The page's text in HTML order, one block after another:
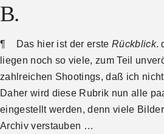
B.
¶ Das hier ist der erste Rückblick.
liegen noch so viele, zum Teil
zahlreichen Shootings, daß ich
Daher wird diese Rubrik nun alle
eingestellt werden, denn viele
Archiv verstauben …